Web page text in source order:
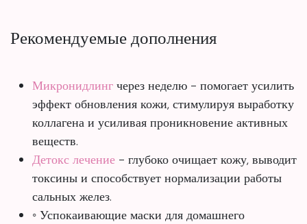
Рекомендуемые дополнения
Микронидлинг через неделю - помогает усилить
эффект обновления кожи, стимулируя выработку
коллагена и усиливая проникновение активных
веществ.
Детокс лечение - глубоко очищает кожу, выводит
токсины и способствует нормализации работы
сальных желез.
◦ Успокаивающие маски для домашнего